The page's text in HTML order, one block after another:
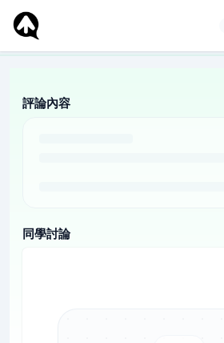
評論內容
同學討論